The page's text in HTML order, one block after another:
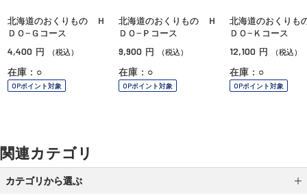
北海道のおくりもの Ｈ
ＤＯ−Ｇコース
4,400 円 （税込）
在庫：○
OPポイント対象
北海道のおくりもの Ｈ
ＤＯ−Ｐコース
9,900 円 （税込）
在庫：○
OPポイント対象
北海道のおくり
ＤＯ−Ｋコース
12,100 円 （税込）
在庫：○
OPポイント対象
関連カテゴリ
カテゴリから選ぶ